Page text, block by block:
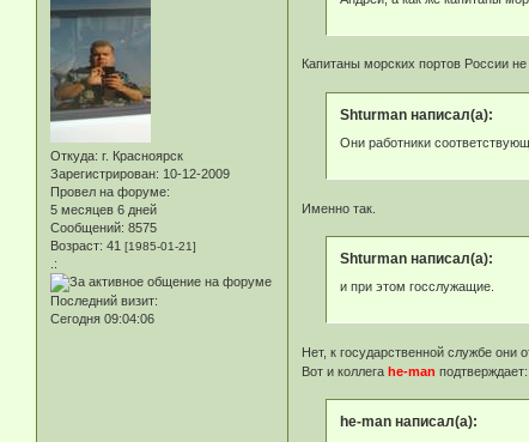
Откуда: г. Красноярск
Зарегистрирован: 10-12-2009
Провел на форуме:
5 месяцев 6 дней
Сообщений: 8575
Возраст: 41 [1985-01-21]
.:
Последний визит:
Сегодня 09:04:06
Капитаны морских портов России
Shturman написал(а):
Они работники
Именно так.
Shturman написал(а):
и при этом госслужащие.
Нет, к государственной службе
Вот и коллегаhe-man подтверждает:
he-man написал(а):